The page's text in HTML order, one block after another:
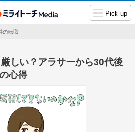
Pick up
の転職
しい？アラサーから30代後
心得